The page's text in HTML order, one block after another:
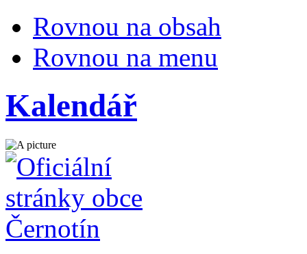
Rovnou na obsah
Rovnou na menu
Kalendář